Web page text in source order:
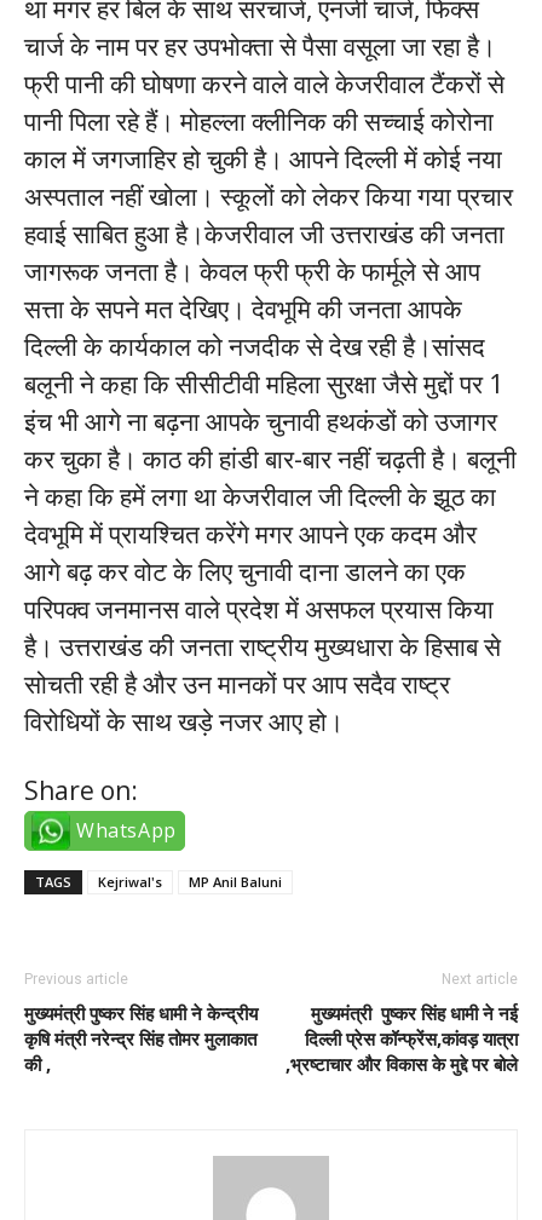
था मगर हर बिल के साथ सरचार्ज, एनर्जी चार्ज, फिक्स
चार्ज के नाम पर हर उपभोक्ता से पैसा वसूला जा रहा है।
फ्री पानी की घोषणा करने वाले वाले केजरीवाल टैंकरों से
पानी पिला रहे हैं। मोहल्ला क्लीनिक की सच्चाई कोरोना
काल में जगजाहिर हो चुकी है। आपने दिल्ली में कोई नया
अस्पताल नहीं खोला। स्कूलों को लेकर किया गया प्रचार
हवाई साबित हुआ है।केजरीवाल जी उत्तराखंड की जनता
जागरूक जनता है। केवल फ्री फ्री के फार्मूले से आप
सत्ता के सपने मत देखिए। देवभूमि की जनता आपके
दिल्ली के कार्यकाल को नजदीक से देख रही है।सांसद
बलूनी ने कहा कि सीसीटीवी महिला सुरक्षा जैसे मुद्दों पर 1
इंच भी आगे ना बढ़ना आपके चुनावी हथकंडों को उजागर
कर चुका है। काठ की हांडी बार-बार नहीं चढ़ती है। बलूनी
ने कहा कि हमें लगा था केजरीवाल जी दिल्ली के झूठ का
देवभूमि में प्रायश्चित करेंगे मगर आपने एक कदम और
आगे बढ़ कर वोट के लिए चुनावी दाना डालने का एक
परिपक्व जनमानस वाले प्रदेश में असफल प्रयास किया
है। उत्तराखंड की जनता राष्ट्रीय मुख्यधारा के हिसाब से
सोचती रही है और उन मानकों पर आप सदैव राष्ट्र
विरोधियों के साथ खड़े नजर आए हो।
Share on:
WhatsApp
TAGS Kejriwal's MP Anil Baluni
Previous article
मुख्यमंत्री पुष्कर सिंह धामी ने केन्द्रीय
कृषि मंत्री नरेन्द्र सिंह तोमर मुलाकात
की ,
Next article
मुख्यमंत्री पुष्कर सिंह धामी ने नई
दिल्ली प्रेस कॉन्फ्रेंस,कांवड़ यात्रा
,भ्रष्टाचार और विकास के मुद्दे पर बोले